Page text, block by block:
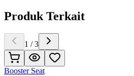
Produk Terkait
1 /3
Booster Seat